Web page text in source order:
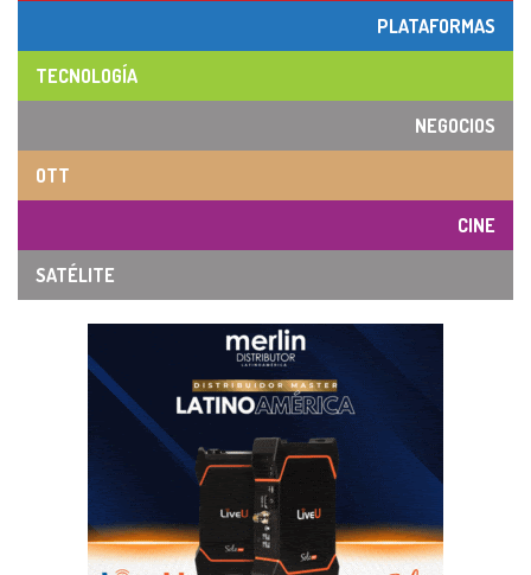
PLATAFORMAS
TECNOLOGÍA
NEGOCIOS
OTT
CINE
SATÉLITE